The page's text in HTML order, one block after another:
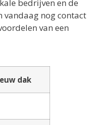
bedrijven en de
vandaag nog contact
van een
dak